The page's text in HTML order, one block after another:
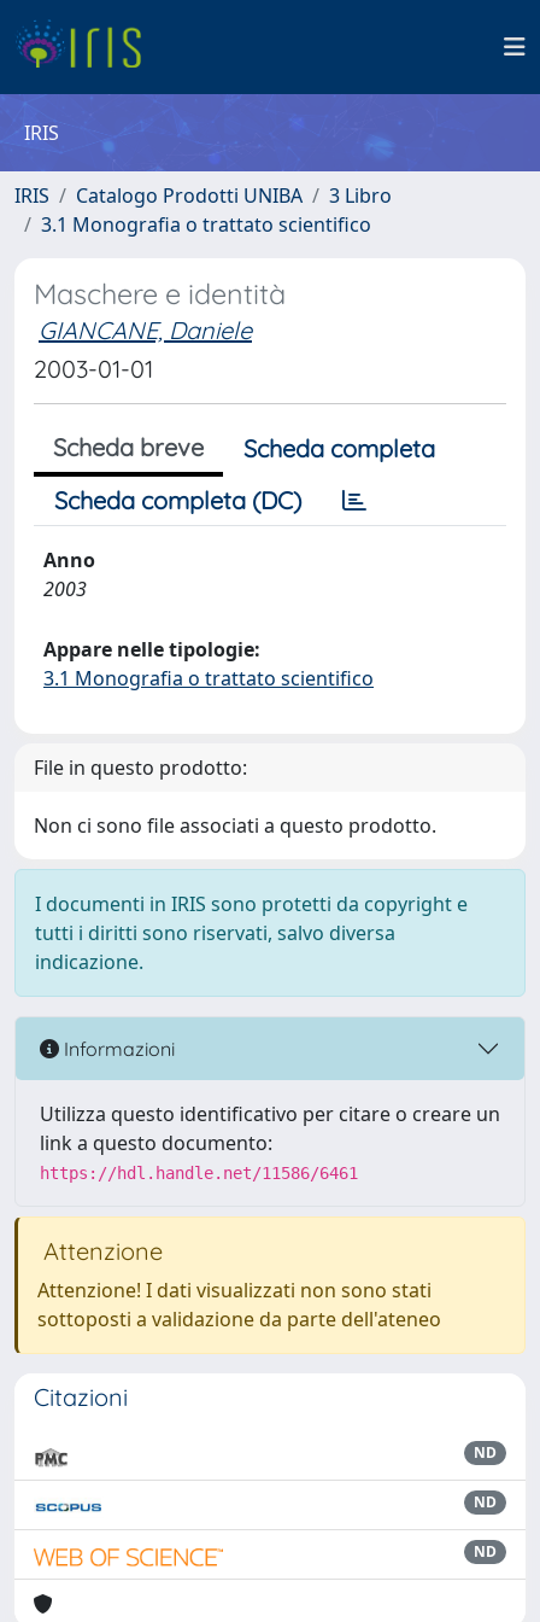
IRIS
IRIS Catalogo Prodotti UNIBA
3 Libro
3.1 Monografia o trattato scientifico
Maschere e identità
GIANCANE, Daniele
2003-01-01
Scheda breve
Scheda completa
Scheda completa (DC)
Anno
2003
Appare nelle tipologie:
3.1 Monografia o trattato scientifico
File in questo prodotto:
Non ci sono file associati a questo prodotto.
I documenti in IRIS sono protetti da copyright e
tutti i diritti sono riservati, salvo diversa
indicazione.
Informazioni
Utilizza questo identificativo per citare o creare un
link a questo documento:
https://hdl.handle.net/11586/6461
Attenzione
Attenzione! I dati visualizzati non sono stati
sottoposti a validazione da parte dell'ateneo
Citazioni
ND
ND
ND